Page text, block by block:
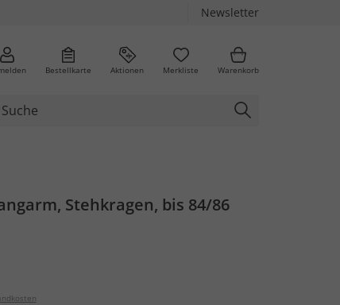
Newsletter
Bestellkarte Aktionen Merkliste Warenkorb
Stehkragen, bis 84/86